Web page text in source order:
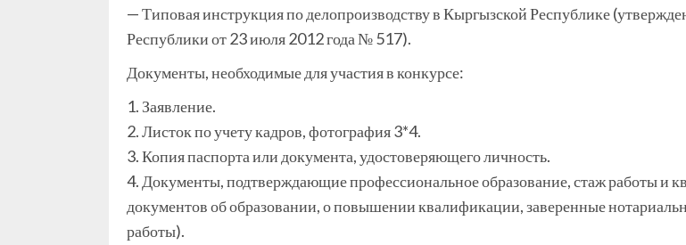
— Типовая инструкция по делопроизводству в Кыргызской Республике
Республики от 23 июля 2012 года № 517).
Документы, необходимые для участия в конкурсе:
1. Заявление.
2. Листок по учету кадров, фотография 3*4.
3. Копия паспорта или документа, удостоверяющего личность.
4. Документы, подтверждающие профессиональное образование, стаж работы и
документов об образовании, о повышении квалификации, заверенные
работы).